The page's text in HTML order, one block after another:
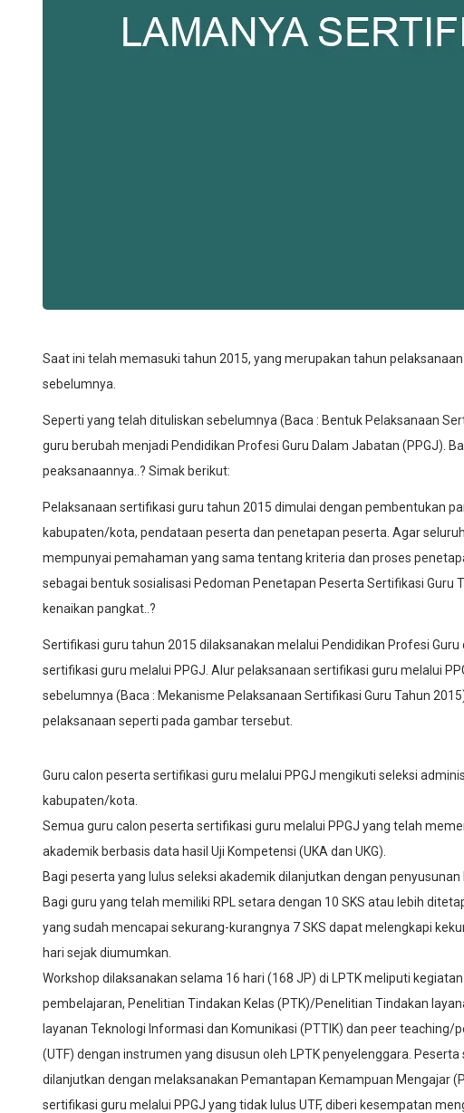
Saat ini telah memasuki tahun 2015, yang merupakan tahun
sebelumnya.
Seperti yang telah dituliskan sebelumnya (Baca : Bentuk Pelaksanaan
guru berubah menjadi Pendidikan Profesi Guru Dalam Jabatan (PPGJ).
peaksanaannya..? Simak berikut:
Pelaksanaan sertifikasi guru tahun 2015 dimulai dengan pembentukan
kabupaten/kota, pendataan peserta dan penetapan peserta. Agar
mempunyai pemahaman yang sama tentang kriteria dan proses
sebagai bentuk sosialisasi Pedoman Penetapan Peserta Sertifikasi Guru
kenaikan pangkat..?
Sertifikasi guru tahun 2015 dilaksanakan melalui Pendidikan Profesi
sertifikasi guru melalui PPGJ. Alur pelaksanaan sertifikasi guru melalui
sebelumnya (Baca : Mekanisme Pelaksanaan Sertifikasi Guru Tahun
pelaksanaan seperti pada gambar tersebut.
Guru calon peserta sertifikasi guru melalui PPGJ mengikuti seleksi
kabupaten/kota.
Semua guru calon peserta sertifikasi guru melalui PPGJ yang telah
akademik berbasis data hasil Uji Kompetensi (UKA dan UKG).
Bagi peserta yang lulus seleksi akademik dilanjutkan dengan penyusunan
Bagi guru yang telah memiliki RPL setara dengan 10 SKS atau lebih
yang sudah mencapai sekurang-kurangnya 7 SKS dapat melengkapi
hari sejak diumumkan.
Workshop dilaksanakan selama 16 hari (168 JP) di LPTK meliputi
pembelajaran, Penelitian Tindakan Kelas (PTK)/Penelitian Tindakan
layanan Teknologi Informasi dan Komunikasi (PTTIK) dan peer
(UTF) dengan instrumen yang disusun oleh LPTK penyelenggara.
dilanjutkan dengan melaksanakan Pemantapan Kemampuan Mengajar
sertifikasi guru melalui PPGJ yang tidak lulus UTF, diberi kesempatan